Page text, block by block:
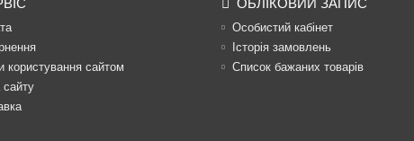
користування сайтом
ОБЛІКОВИЙ ЗАПИС
Особистий кабінет
Історія замовлень
Список бажаних товарів